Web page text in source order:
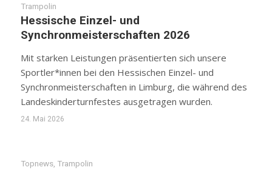
Trampolin
Hessische Einzel- und
Synchronmeisterschaften 2026
Mit starken Leistungen präsentierten sich unsere
Sportler*innen bei den Hessischen Einzel- und
Synchronmeisterschaften in Limburg, die während des
Landeskinderturnfestes ausgetragen wurden.
24. Mai 2026
Topnews, Trampolin